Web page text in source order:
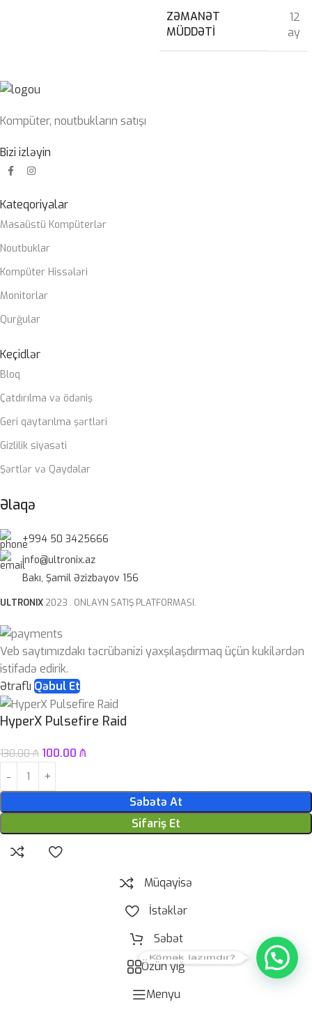
ZƏMANƏT
MÜDDƏTI
12
ay
Kompüter, noutbukların satışı
Bizi izləyin
Kateqoriyalar
Masaüstü Kompüterlər
Noutbuklar
Kompüter Hissələri
Monitorlar
Qurğular
Keçidlər
Bloq
Çatdırılma və ödəniş
Geri qaytarılma şərtləri
Gizlilik siyasəti
Şərtlər və Qaydalar
Əlaqə
+994 50 3425666
info@ultronix.az
Bakı, Şamil Əzizbəyov 156
ULTRONIX 2023 . ONLAYN SATIŞ PLATFORMASI.
Veb saytımızdakı təcrübənizi yaxşılaşdırmaq üçün kukilərdən
istifadə edirik.
Ətraflı Qəbul Et
HyperX Pulsefire Raid
130.00₼ 100.00 ₼
Səbətə At
Sifariş Et
Müqayisə
İstəklər
Səbət
Özün yığ
Menyu
Kömək lazımdır?